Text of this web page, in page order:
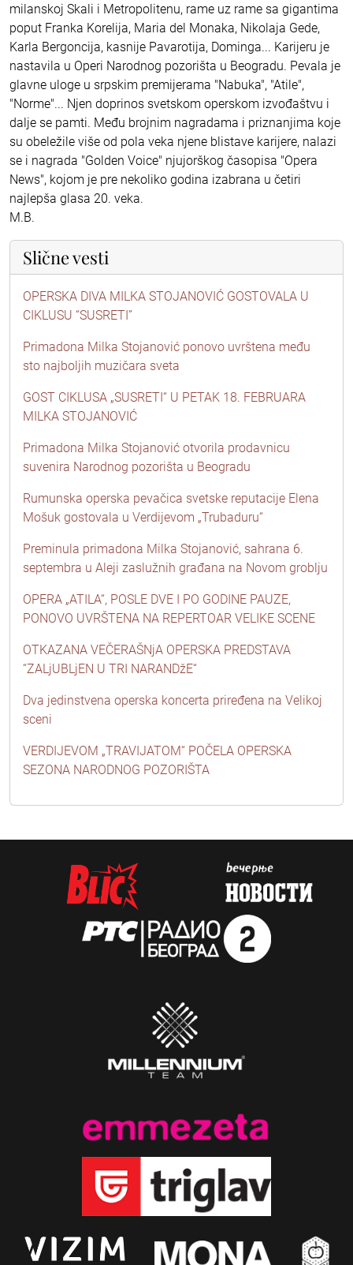
milanskoj Skali i Metropolitenu, rame uz rame sa gigantima
poput Franka Korelija, Maria del Monaka, Nikolaja Gede,
Karla Bergoncija, kasnije Pavarotija, Dominga... Karijeru je
nastavila u Operi Narodnog pozorišta u Beogradu. Pevala je
glavne uloge u srpskim premijerama "Nabuka", "Atile",
"Norme"... Njen doprinos svetskom operskom izvođaštvu i
dalje se pamti. Među brojnim nagradama i priznanjima koje
su obeležile više od pola veka njene blistave karijere, nalazi
se i nagrada "Golden Voice" njujorškog časopisa "Opera
News", kojom je pre nekoliko godina izabrana u četiri
najlepša glasa 20. veka.
M.B.
Slične vesti
OPERSKA DIVA MILKA STOJANOVIĆ GOSTOVALA U
CIKLUSU “SUSRETI”
Primadona Milka Stojanović ponovo uvrštena među
sto najboljih muzičara sveta
GOST CIKLUSA „SUSRETI“ U PETAK 18. FEBRUARA
MILKA STOJANOVIĆ
Primadona Milka Stojanović otvorila prodavnicu
suvenira Narodnog pozorišta u Beogradu
Rumunska operska pevačica svetske reputacije Elena
Mošuk gostovala u Verdijevom „Trubaduru“
Preminula primadona Milka Stojanović, sahrana 6.
septembra u Aleji zaslužnih građana na Novom groblju
OPERA „ATILA“, POSLE DVE I PO GODINE PAUZE,
PONOVO UVRŠTENA NA REPERTOAR VELIKE SCENE
OTKAZANA VEČERAŠNjA OPERSKA PREDSTAVA
“ZALjUBLjEN U TRI NARANDžE“
Dva jedinstvena operska koncerta priređena na Velikoj
sceni
VERDIJEVOM „TRAVIJATOM“ POČELA OPERSKA
SEZONA NARODNOG POZORIŠTA